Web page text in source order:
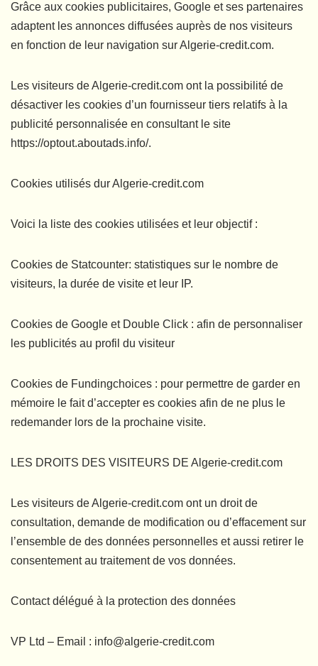
Grâce aux cookies publicitaires, Google et ses partenaires
adaptent les annonces diffusées auprès de nos visiteurs
en fonction de leur navigation sur Algerie-credit.com.
Les visiteurs de Algerie-credit.com ont la possibilité de
désactiver les cookies d’un fournisseur tiers relatifs à la
publicité personnalisée en consultant le site
https://optout.aboutads.info/.
Cookies utilisés dur Algerie-credit.com
Voici la liste des cookies utilisées et leur objectif :
Cookies de Statcounter: statistiques sur le nombre de
visiteurs, la durée de visite et leur IP.
Cookies de Google et Double Click : afin de personnaliser
les publicités au profil du visiteur
Cookies de Fundingchoices : pour permettre de garder en
mémoire le fait d’accepter es cookies afin de ne plus le
redemander lors de la prochaine visite.
LES DROITS DES VISITEURS DE Algerie-credit.com
Les visiteurs de Algerie-credit.com ont un droit de
consultation, demande de modification ou d’effacement sur
l’ensemble de des données personnelles et aussi retirer le
consentement au traitement de vos données.
Contact délégué à la protection des données
VP Ltd – Email : info@algerie-credit.com